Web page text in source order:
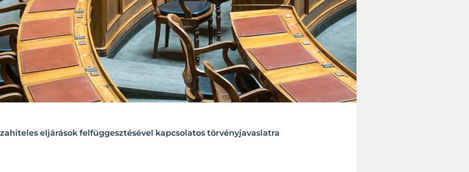
eljárások felfüggesztésével kapcsolatos törvényjavaslatra